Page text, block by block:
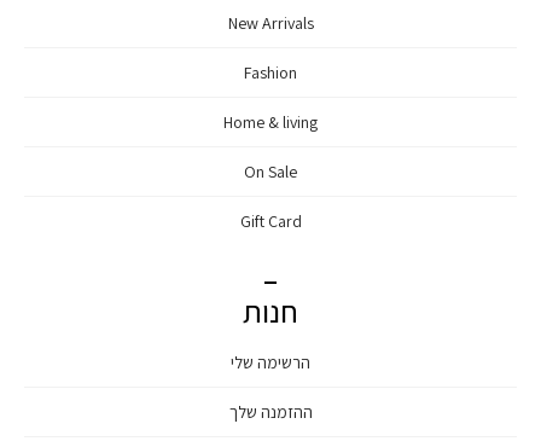
New Arrivals
Fashion
Home & living
On Sale
Gift Card
חנות
הרשימה שלי
ההזמנה שלך